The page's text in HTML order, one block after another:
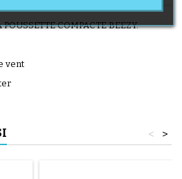
COMPACTE BEEZY.
vent
>
<